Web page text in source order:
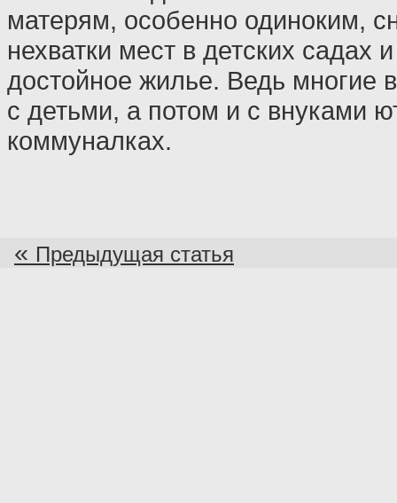
матерям, особенно одиноким,
нехватки мест в детских садах
достойное жилье. Ведь многие
с детьми, а потом и с внуками
коммуналках.
« Предыдущая статья